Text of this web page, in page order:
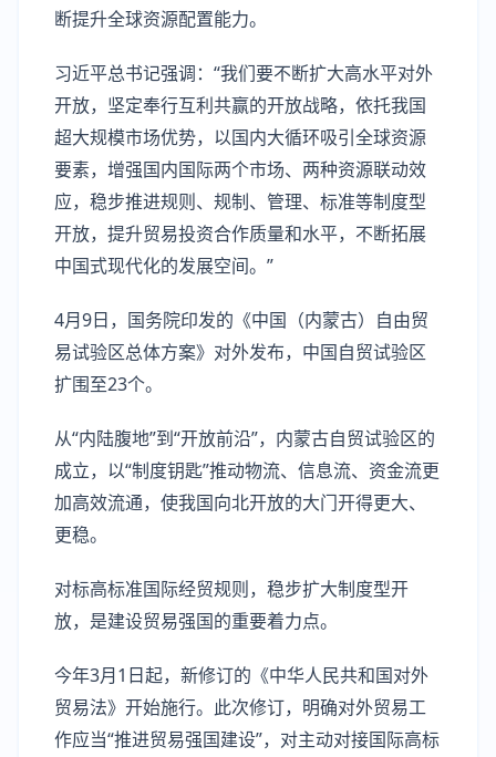
断提升全球资源配置能力。
习近平总书记强调：“我们要不断扩大高水平对外
开放，坚定奉行互利共赢的开放战略，依托我国
超大规模市场优势，以国内大循环吸引全球资源
要素，增强国内国际两个市场、两种资源联动效
应，稳步推进规则、规制、管理、标准等制度型
开放，提升贸易投资合作质量和水平，不断拓展
中国式现代化的发展空间。”
4月9日，国务院印发的《中国（内蒙古）自由贸
易试验区总体方案》对外发布，中国自贸试验区
扩围至23个。
从“内陆腹地”到“开放前沿”，内蒙古自贸试验区的
成立，以“制度钥匙”推动物流、信息流、资金流更
加高效流通，使我国向北开放的大门开得更大、
更稳。
对标高标准国际经贸规则，稳步扩大制度型开
放，是建设贸易强国的重要着力点。
今年3月1日起，新修订的《中华人民共和国对外
贸易法》开始施行。此次修订，明确对外贸易工
作应当“推进贸易强国建设”，对主动对接国际高标